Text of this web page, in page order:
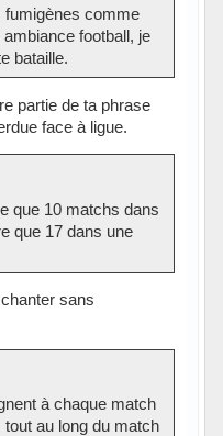
fumigènes comme
ambiance football, je
bataille.
partie de ta phrase
face à ligue.
que 10 matchs dans
que 17 dans une
sans
à chaque match
au long du match